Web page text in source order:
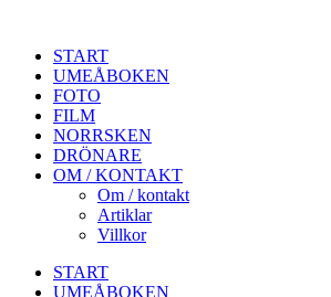
START
UMEÅBOKEN
FOTO
FILM
NORRSKEN
DRÖNARE
OM / KONTAKT
Om / kontakt
Artiklar
Villkor
START
UMEÅBOKEN